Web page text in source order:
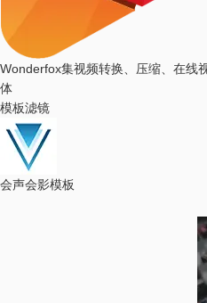
Wonderfox集视频转换、压缩、在线
体
模板滤镜
会声会影模板